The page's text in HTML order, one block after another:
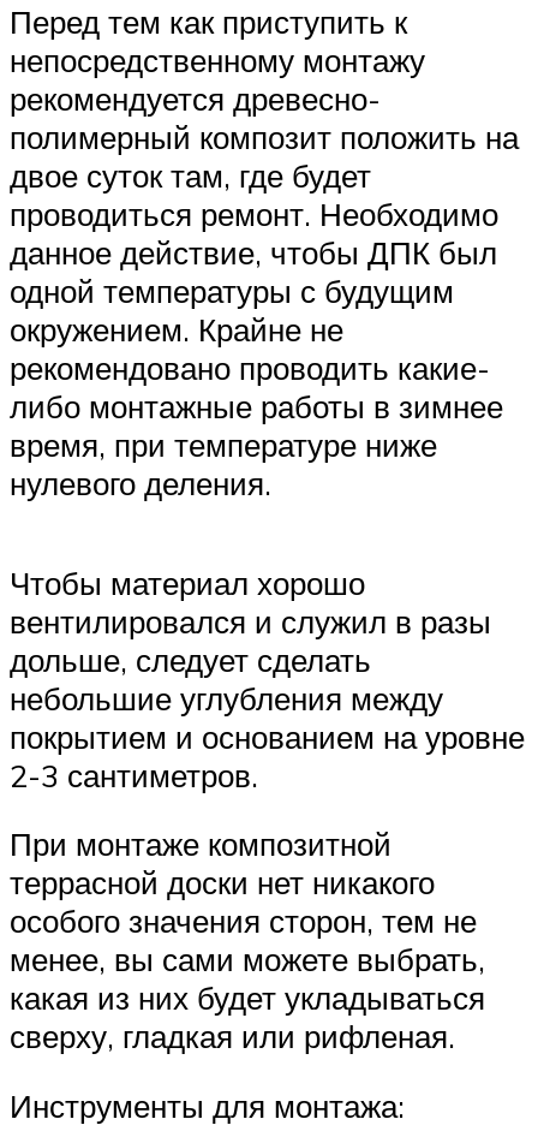
Перед тем как приступить к
непосредственному монтажу
рекомендуется древесно-
полимерный композит положить на
двое суток там, где будет
проводиться ремонт. Необходимо
данное действие, чтобы ДПК был
одной температуры с будущим
окружением. Крайне не
рекомендовано проводить какие-
либо монтажные работы в зимнее
время, при температуре ниже
нулевого деления.
Чтобы материал хорошо
вентилировался и служил в разы
дольше, следует сделать
небольшие углубления между
покрытием и основанием на уровне
2-3 сантиметров.
При монтаже композитной
террасной доски нет никакого
особого значения сторон, тем не
менее, вы сами можете выбрать,
какая из них будет укладываться
сверху, гладкая или рифленая.
Инструменты для монтажа: